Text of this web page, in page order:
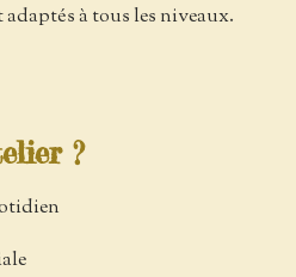
à tous les niveaux.
?